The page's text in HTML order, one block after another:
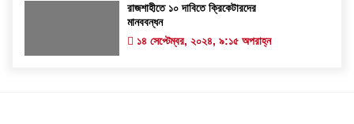
রাজশাহীতে ১০ দাবিতে ক্রিকেটারদের
মানববন্ধন
১৪ সেপ্টেম্বর, ২০২৪, ৯:১৫ অপরাহ্ন